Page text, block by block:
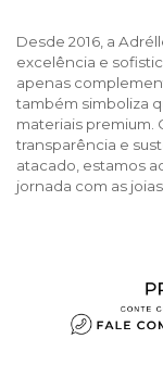
Desde 2016, a
excelência e
apenas
também simboliza
materiais premium.
transparência e
atacado, estamos
jornada com as